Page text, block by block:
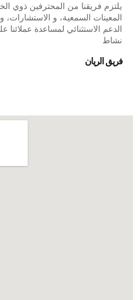
يلتزم فريقنا من المحترفين ذوي
المعينات السمعية، و
الدعم الاستثنائي لمساعدة
نشاط
فريق الريان